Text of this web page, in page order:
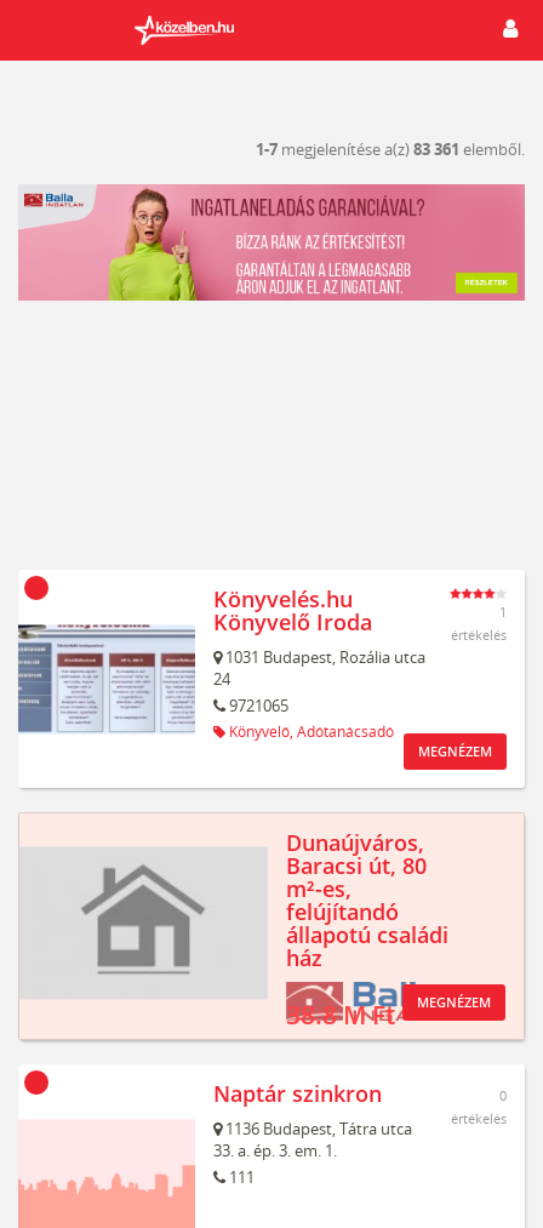
1-7 megjelenítése a(z)83 361 elemből.
Könyvelés.hu
Könyvelő Iroda
1031 Budapest, Rozália utca
24
9721065
Könyvelő, Adótanácsadó
1
értékelés
MEGNÉZEM
Dunaújváros,
Baracsi út, 80
m²-es,
felújítandó
állapotú családi
ház
38.8 M Ft MEGNÉZEM
Naptár szinkron
1136 Budapest,Tátra utca
33. a. ép. 3. em. 1.
111
0
értékelés